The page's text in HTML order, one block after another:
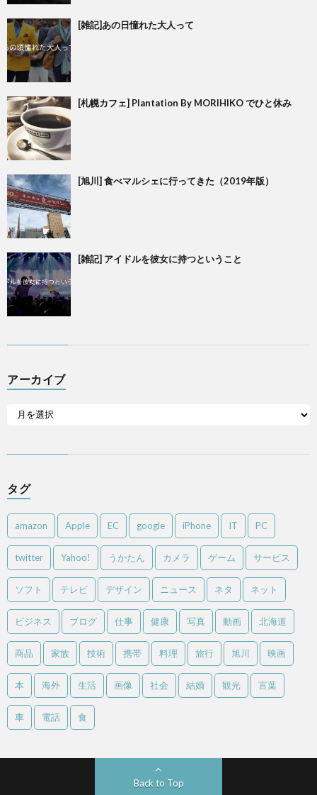
[雑記]あの日憧れた大人って
[札幌カフェ] Plantation By MORIHIKO でひと休み
[旭川] 食べマルシェに行ってきた（2019年版）
[雑記] アイドルを彼女に持つということ
アーカイブ
タグ
amazon Apple EC google iPhone IT PC
twitter Yahoo! うかたん カメラ ゲーム サービス
ソフト テレビ デザイン ニュース ネタ ネット
ビジネス ブログ 仕事 健康 写真 動画 北海道
商品 家族 技術 携帯 料理 旅行 旭川 映画
本 海外 生活 画像 社会 結婚 観光 言葉
車 電話 食
Back to Top